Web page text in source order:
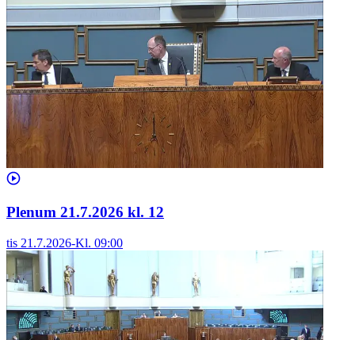
Plenum 21.7.2026 kl. 12
tis 21.7.2026-Kl. 09:00